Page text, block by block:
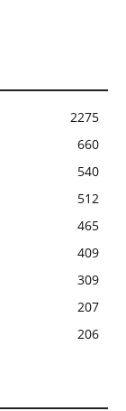
2275
660
540
512
465
409
309
207
206